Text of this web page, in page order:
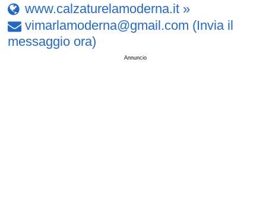
www.calzaturelamoderna.it »
vimarlamoderna@gmail .com (Invia il
messaggio ora)
Annuncio